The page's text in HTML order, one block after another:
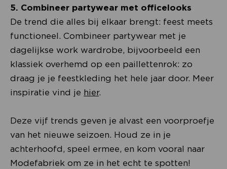
5. Combineer partywear met officelooks
De trend die alles bij elkaar brengt: feest meets
functioneel. Combineer partywear met je
dagelijkse work wardrobe, bijvoorbeeld een
klassiek overhemd op een paillettenrok: zo
draag je je feestkleding het hele jaar door. Meer
inspiratie vind je hier.
Deze vijf trends geven je alvast een voorproefje
van het nieuwe seizoen. Houd ze in je
achterhoofd, speel ermee, en kom vooral naar
Modefabriek om ze in het echt te spotten!